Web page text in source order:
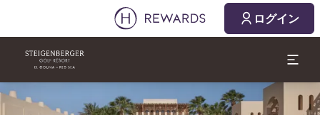
ログイン
スライド1 1